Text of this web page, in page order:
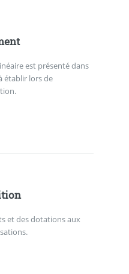
est présenté dans
établir lors de
et des dotations aux